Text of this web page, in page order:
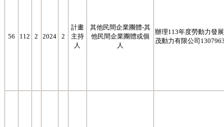
56 112 2 2024 2
計畫
主持
人
其他民間企業團體-其
他民間企業團體或個
人
辦理113年度勞動力發
茂動力有限公司